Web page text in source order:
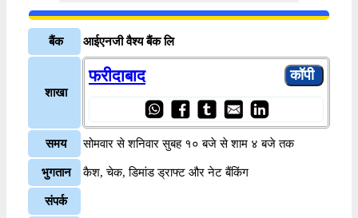
बैंक आईएनजी वैश्य बैंक लि
शाखा
फरीदाबाद
समय सोमवार से शनिवार सुबह १० बजे से शाम ४ बजे तक
भुगतान कैश, चेक, डिमांड ड्राफ्ट और नेट बैंकिंग
संपर्क